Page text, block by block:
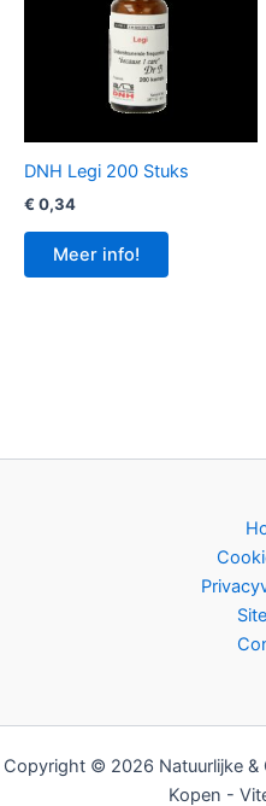
DNH Legi 200 Stuks
€ 0,34
Meer info!
Copyright © 2026 Natuurlijke &
Kopen -